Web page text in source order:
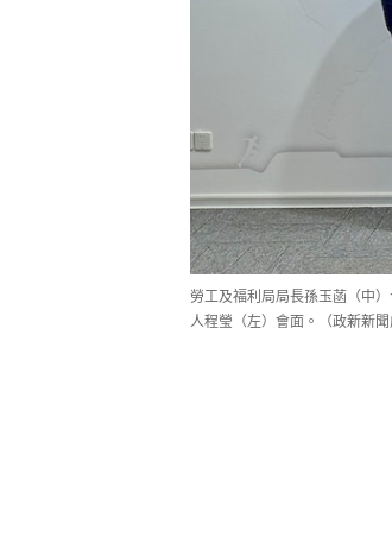
勞工及福利局局長孫玉菡（中
人程瑩（左）會面。（政新新